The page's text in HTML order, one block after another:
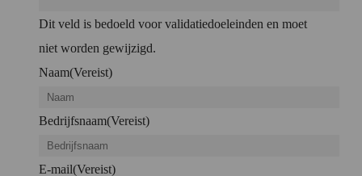
Dit veld is bedoeld voor validatiedoeleinden en moet
niet worden gewijzigd.
Naam(Vereist)
Bedrijfsnaam(Vereist)
E-mail(Vereist)